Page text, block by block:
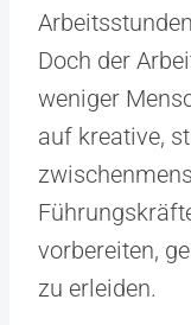
Doch der
weniger
auf kreative,
vorbereiten,
zu erleiden.